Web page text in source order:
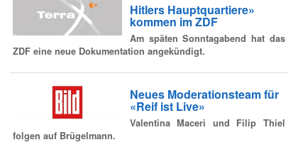
Hitlers Hauptquartiere»
kommen im ZDF
Am späten Sonntagabend hat das
ZDF eine neue Dokumentation angekündigt.
Neues Moderationsteam für
«Reif ist Live»
Valentina Maceri und Filip Thiel
folgen auf Brügelmann.